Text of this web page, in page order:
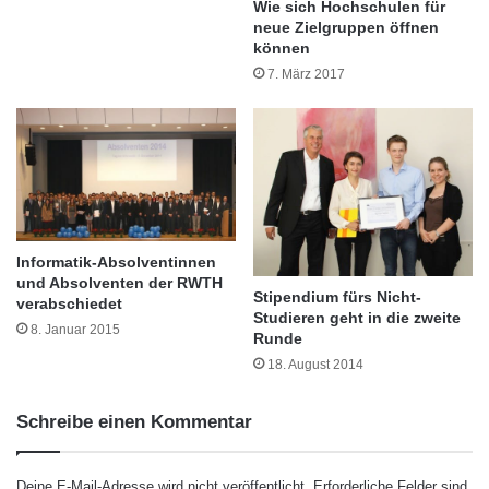
handhaben das Thema unterschiedlich. Einige
integrieren Hinweise zur Nutzung von KI in ihre
Einsatz ganz oder verlangen eine transparente
Offenlegung.
Die Verantwortung wird damit oft auf die
Studierenden selbst übertragen. Sie müssen
entscheiden:
Nutze ich ChatGPT als
Assistenzwerkzeug – oder lasse ich die KI die
besteht die Gefahr, dass Studierende in eine
Grauzone geraten, aus der es bei Verdacht
t
Wie sich Hochschulen für
neue Zielgruppen öffnen
können
7. März 2017
Informatik-Absolventinnen
und Absolventen der RWTH
verabschiedet
8. Januar 2015
Stipendium fürs Nicht-
Studieren geht in die zweite
Runde
18. August 2014
Schreibe einen Kommentar